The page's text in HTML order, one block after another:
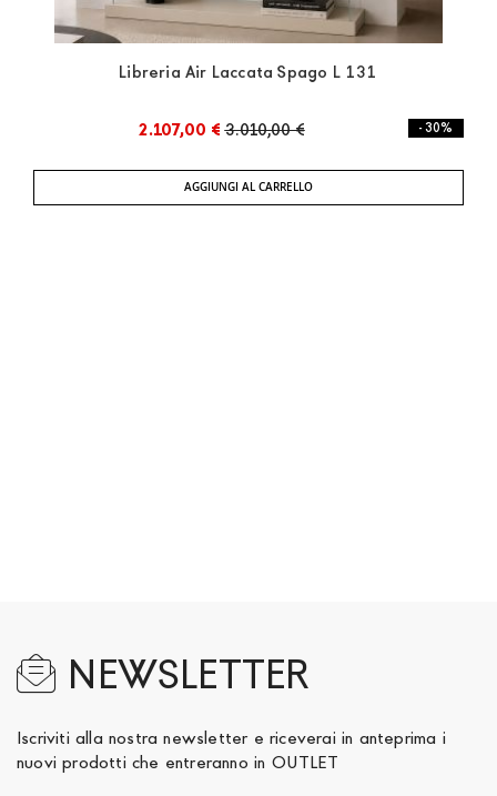
Libreria Air Laccata Spago L 131
2.107,00 € 3.010,00 € - 30%
AGGIUNGI AL CARRELLO
NEWSLETTER
Iscriviti alla nostra newsletter e riceverai in anteprima i
nuovi prodotti che entreranno in OUTLET